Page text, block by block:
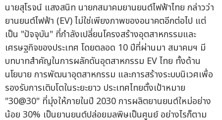
นายสุโรจน์ แสงสนิท นายกสมาคมยานยนต์ไฟฟ้าไทย กล่าวว่า
ยานยนต์ไฟฟ้า (EV) ไม่ใช่เพียงภาพของอนาคตอีกต่อไป แต่
เป็น "ปัจจุบัน" ที่กำลังเปลี่ยนโครงสร้างอุตสาหกรรมและ
เศรษฐกิจของประเทศ โดยตลอด 10 ปีที่ผ่านมา สมาคมฯ มี
บทบาทสำคัญในการผลักดันอุตสาหกรรม EV ไทย ทั้งด้าน
นโยบาย การพัฒนาอุตสาหกรรม และการสร้างระบบนิเวศเพื่อ
รองรับการเติบโตในระยะยาว ประเทศไทยตั้งเป้าหมาย
"30@30" ที่มุ่งให้ภายในปี 2030 การผลิตยานยนต์ใหม่อย่าง
น้อย 30% เป็นยานยนต์ปล่อยมลพิษเป็นศูนย์ อย่างไรก็ตาม